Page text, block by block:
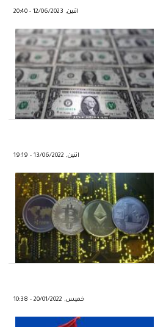
اثنين, 12/06/2023 - 20:40
اثنين, 13/06/2022 - 19:19
خميس, 20/01/2022 - 10:38